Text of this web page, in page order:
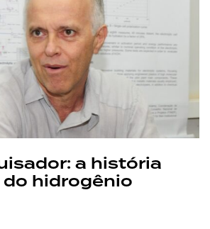
a história
hidrogênio